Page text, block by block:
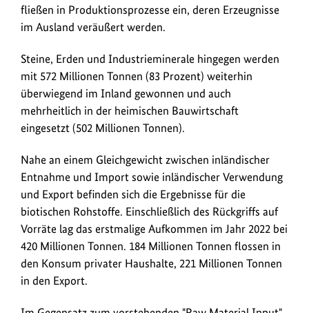
fließen in Produktionsprozesse ein, deren Erzeugnisse
im Ausland veräußert werden.
Steine, Erden und Industrieminerale hingegen werden
mit 572 Millionen Tonnen (83 Prozent) weiterhin
überwiegend im Inland gewonnen und auch
mehrheitlich in der heimischen Bauwirtschaft
eingesetzt (502 Millionen Tonnen).
Nahe an einem Gleichgewicht zwischen inländischer
Entnahme und Import sowie inländischer Verwendung
und Export befinden sich die Ergebnisse für die
biotischen Rohstoffe. Einschließlich des Rückgriffs auf
Vorräte lag das erstmalige Aufkommen im Jahr 2022 bei
420 Millionen Tonnen. 184 Millionen Tonnen flossen in
den Konsum privater Haushalte, 221 Millionen Tonnen
in den Export.